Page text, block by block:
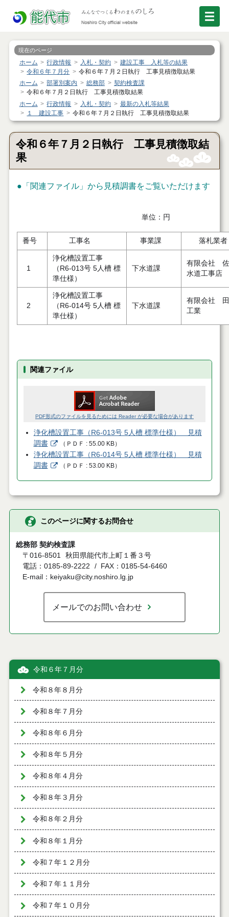
現在のページ
ホーム 行政情報 入札・契約
建設工事 入札等の結果
令和６年７月分
令和６年７月２日執行 工事見積徴取結果
ホーム
部署別案内 総務部
契約検査課
令和６年７月２日執行 工事見積徴取結果
ホーム
行政情報 入札・契約
最新の入札等結果
１ 建設工事
令和６年７月２日執行 工事見積徴取結果
令和６年７月２日執行 工事見積徴取結
果
●「関連ファイル」から見積調書をご覧いただけます
単位：円
番号 工事名 事業課 落札業者
1
浄化槽設置工事
（R6-013号 5人槽 標
準仕様）
下水道課
有限会社
水道工事店
2
浄化槽設置工事
（R6-014号 5人槽 標
準仕様）
下水道課
有限会社
工業
関連ファイル
PDF形式のファイルを見るためには Reader が必要な場合があります
浄化槽設置工事（R6-013号 5人槽 標準仕様） 見積
調書
（ ＰＤＦ 55.00 KB）
浄化槽設置工事（R6-014号 5人槽 標準仕様） 見積
調書
（ ＰＤＦ 53.00 KB）
このページに関するお問合せ
総務部 契約検査課
〒016-8501 秋田県能代市上町１番３号
電話：0185-89-2222
FAX：0185-54-6460
E-mail：keiyaku@city.noshiro.lg.jp
メールでのお問い合わせ
令和６年７月分
令和８年８月分
令和８年７月分
令和８年６月分
令和８年５月分
令和８年４月分
令和８年３月分
令和８年２月分
令和８年１月分
令和７年１２月分
令和７年１１月分
令和７年１０月分